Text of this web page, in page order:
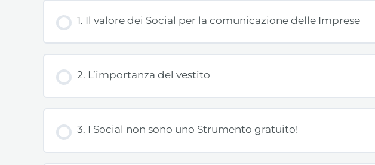
1. Il valore dei Social per la comunicazione delle Imprese
2. L’importanza del vestito
3. I Social non sono uno Strumento gratuito!